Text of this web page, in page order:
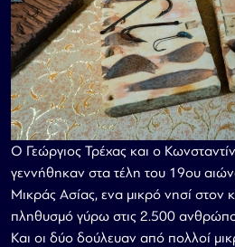
Ο Γεώργιος Τρέχας και ο
γεννήθηκαν στα τέλη του 19ου
Μικράς Ασίας, ενα μικρό νησί στον
πληθυσμό γύρω στις 2.500
Και οι δύο δούλευαν από πολλοί